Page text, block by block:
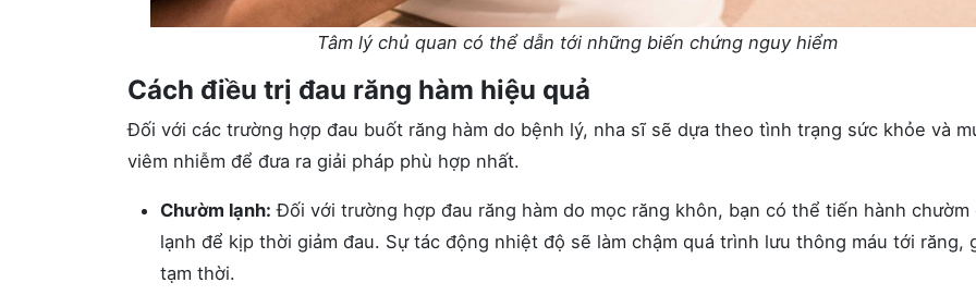
Tâm lý chủ quan có thể dẫn tới những biến chứng nguy hiểm
Cách điều trị đau răng hàm hiệu quả
Đối với các trường hợp đau buốt răng hàm do bệnh lý, nha sĩ sẽ dựa theo tình trạng sức khỏe và
viêm nhiễm để đưa ra giải pháp phù hợp nhất.
Chườm lạnh: Đối với trường hợp đau răng hàm do mọc răng khôn, bạn có thể tiến hành chườm
lạnh để kịp thời giảm đau. Sự tác động nhiệt độ sẽ làm chậm quá trình lưu thông máu tới răng,
tạm thời.